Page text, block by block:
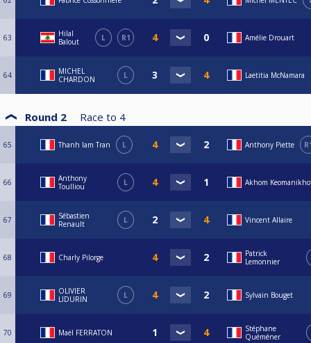
63
Hilal
Balout
L R1 Amélie Drouart
64
MICHEL
CHARDON
L Laetitia McNamara
Round 2 Race to 4
65 Thanh lam Tran L Anthony Piette
66
Anthony
Toulliou
L Akhom
67
Sébastien
Renault
L Vincent Allaire
68 Charly Pilorge
Patrick
Lemonnier
69
OLIVIER
LIDURIN
L Sylvain Bouget
70 Maël FERRATON
Stéphane
Quéméner